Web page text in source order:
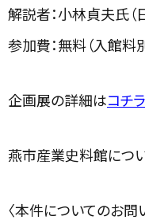
解説者：小林貞夫氏
参加費：無料（入館料
企画展の詳細はコチラ
燕市産業史料館につい
〈本件についてのお問